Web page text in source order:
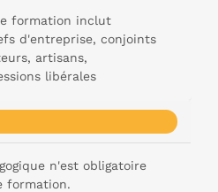
formation inclut
d'entreprise, conjoints
artisans,
libérales
n'est obligatoire
formation.